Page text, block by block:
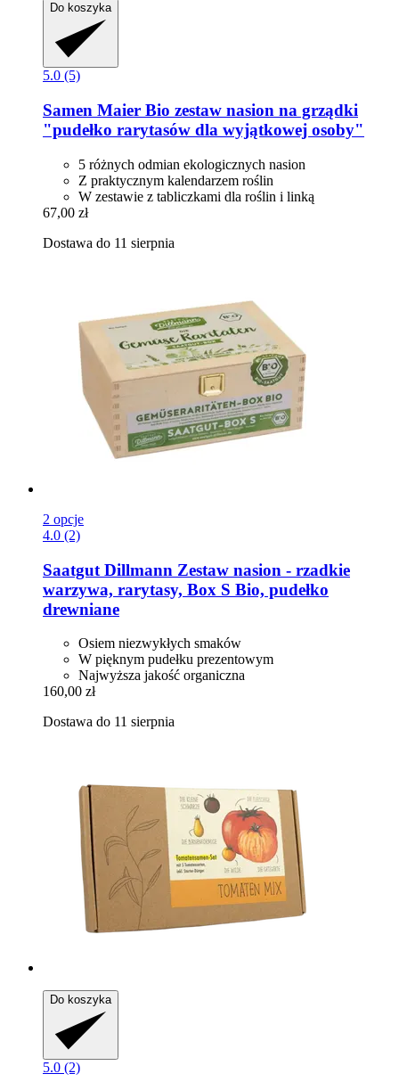
Do koszyka
5.0 (5)
Samen Maier Bio zestaw nasion na grządki
"pudełko rarytasów dla wyjątkowej osoby"
5 różnych odmian ekologicznych nasion
Z praktycznym kalendarzem roślin
W zestawie z tabliczkami dla roślin i linką
67,00 zł
Dostawa do 11 sierpnia
2 opcje
4.0 (2)
Saatgut Dillmann Zestaw nasion -​ rzadkie
warzywa, rarytasy, Box S Bio, pudełko
drewniane
Osiem niezwykłych smaków
W pięknym pudełku prezentowym
Najwyższa jakość organiczna
160,00 zł
Dostawa do 11 sierpnia
Do koszyka
5.0 (2)